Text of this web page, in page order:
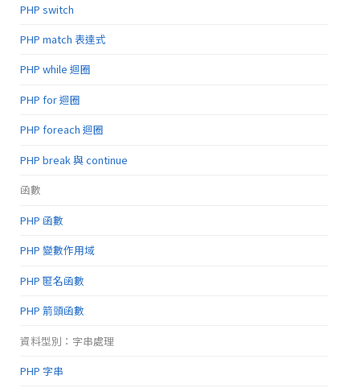
PHP switch
PHP match 表達式
PHP while 迴圈
PHP for 迴圈
PHP foreach 迴圈
PHP break 與 continue
函數
PHP 函數
PHP 變數作用域
PHP 匿名函數
PHP 箭頭函數
資料型別：字串處理
PHP 字串